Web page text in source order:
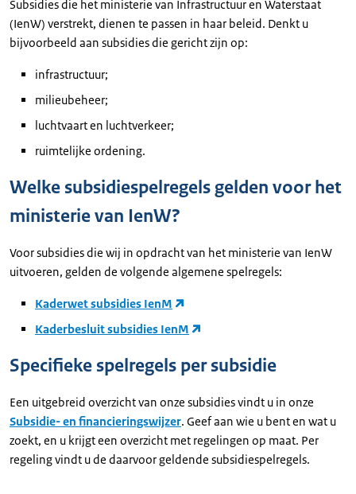
Subsidies die het ministerie van Infrastructuur en Waterstaat
(IenW) verstrekt, dienen te passen in haar beleid. Denkt u
bijvoorbeeld aan subsidies die gericht zijn op:
infrastructuur;
milieubeheer;
luchtvaart en luchtverkeer;
ruimtelijke ordening.
Welke subsidiespelregels gelden voor het
ministerie van IenW?
Voor subsidies die wij in opdracht van het ministerie van IenW
uitvoeren, gelden de volgende algemene spelregels:
Kaderwet subsidies IenM
Kaderbesluit subsidies IenM
Specifieke spelregels per subsidie
Een uitgebreid overzicht van onze subsidies vindt u in onze
Subsidie- en financieringswijzer. Geef aan wie u bent en wat u
zoekt, en u krijgt een overzicht met regelingen op maat. Per
regeling vindt u de daarvoor geldende subsidiespelregels.